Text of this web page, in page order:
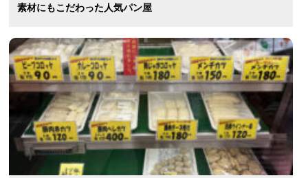
素材にもこだわった人気パン屋